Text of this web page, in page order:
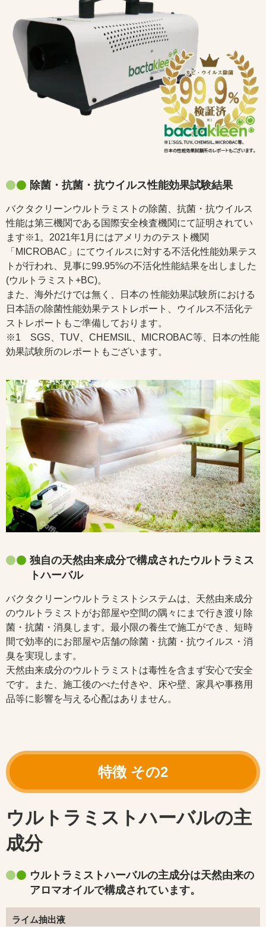
除菌・抗菌・抗ウイルス性能効果試験結果
バクタクリーンウルトラミストの除菌、抗菌・抗ウイルス
性能は第三機関である国際安全検査機関にて証明されてい
ます※1。2021年1月にはアメリカのテスト機関
「MICROBAC」にてウイルスに対する不活化性能効果テス
トが行われ、見事に99.95%の不活化性能結果を出しました
(ウルトラミスト+BC)。
また、海外だけでは無く、日本の 性能効果試験所における
日本語の除菌性能効果テストレポート、ウイルス不活化テ
ストレポートもご準備しております。
※1 SGS、TUV、CHEMSIL、MICROBAC等、日本の性能
効果試験所のレポートもございます。
独自の天然由来成分で構成されたウルトラミス
トハーバル
バクタクリーンウルトラミストシステムは、天然由来成分
のウルトラミストがお部屋や空間の隅々にまで行き渡り除
菌・抗菌・消臭します。最小限の養生で施工ができ、短時
間で効率的にお部屋や店舗の除菌・抗菌・抗ウイルス・消
臭を実現します。
天然由来成分のウルトラミストは毒性を含まず安心で安全
です。また、施工後のべた付きや、床や壁、家具や事務用
品等に影響を与える心配はありません。
ウルトラミストハーバルの主
成分
ウルトラミストハーバルの主成分は天然由来の
アロマオイルで構成されています。
ライム抽出液